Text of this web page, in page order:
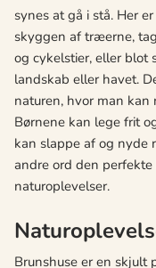
synes at gå i stå. Her
skyggen af træerne,
og cykelstier, eller blot
landskab eller havet.
naturen, hvor man
Børnene kan lege frit
kan slappe af og nyde
andre ord den
naturoplevelser.
Brunshuse er en skjult